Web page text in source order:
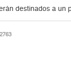
destinados a un